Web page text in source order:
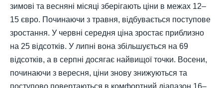
зимові та весняні місяці зберігають ціни в межах 12–
15 євро. Починаючи з травня, відбувається поступове
зростання. У червні середня ціна зростає приблизно
на 25 відсотків. У липні вона збільшується на 69
відсотків, а в серпні досягає найвищої точки. Восени,
починаючи з вересня, ціни знову знижуються та